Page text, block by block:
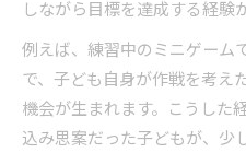
しながら目標を達成する経験
例えば、練習中のミニゲーム
で、子ども自身が作戦を考え
機会が生まれます。こうした
込み思案だった子どもが、少